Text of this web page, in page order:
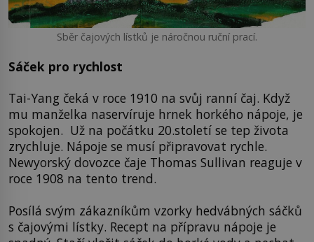
Sběr čajových lístků je náročnou ruční prací.
Sáček pro rychlost
Tai-Yang čeká v roce 1910 na svůj ranní čaj. Když
mu manželka naservíruje hrnek horkého nápoje, je
spokojen. Už na počátku 20.století se tep života
zrychluje. Nápoje se musí připravovat rychle.
Newyorský dovozce čaje Thomas Sullivan reaguje v
roce 1908 na tento trend.
Posílá svým zákazníkům vzorky hedvábných sáčků
s čajovými lístky. Recept na přípravu nápoje je